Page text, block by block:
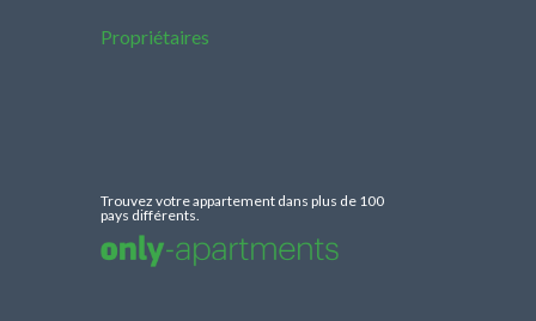
Propriétaires
Trouvez votre appartement dans plus de 100
pays différents.